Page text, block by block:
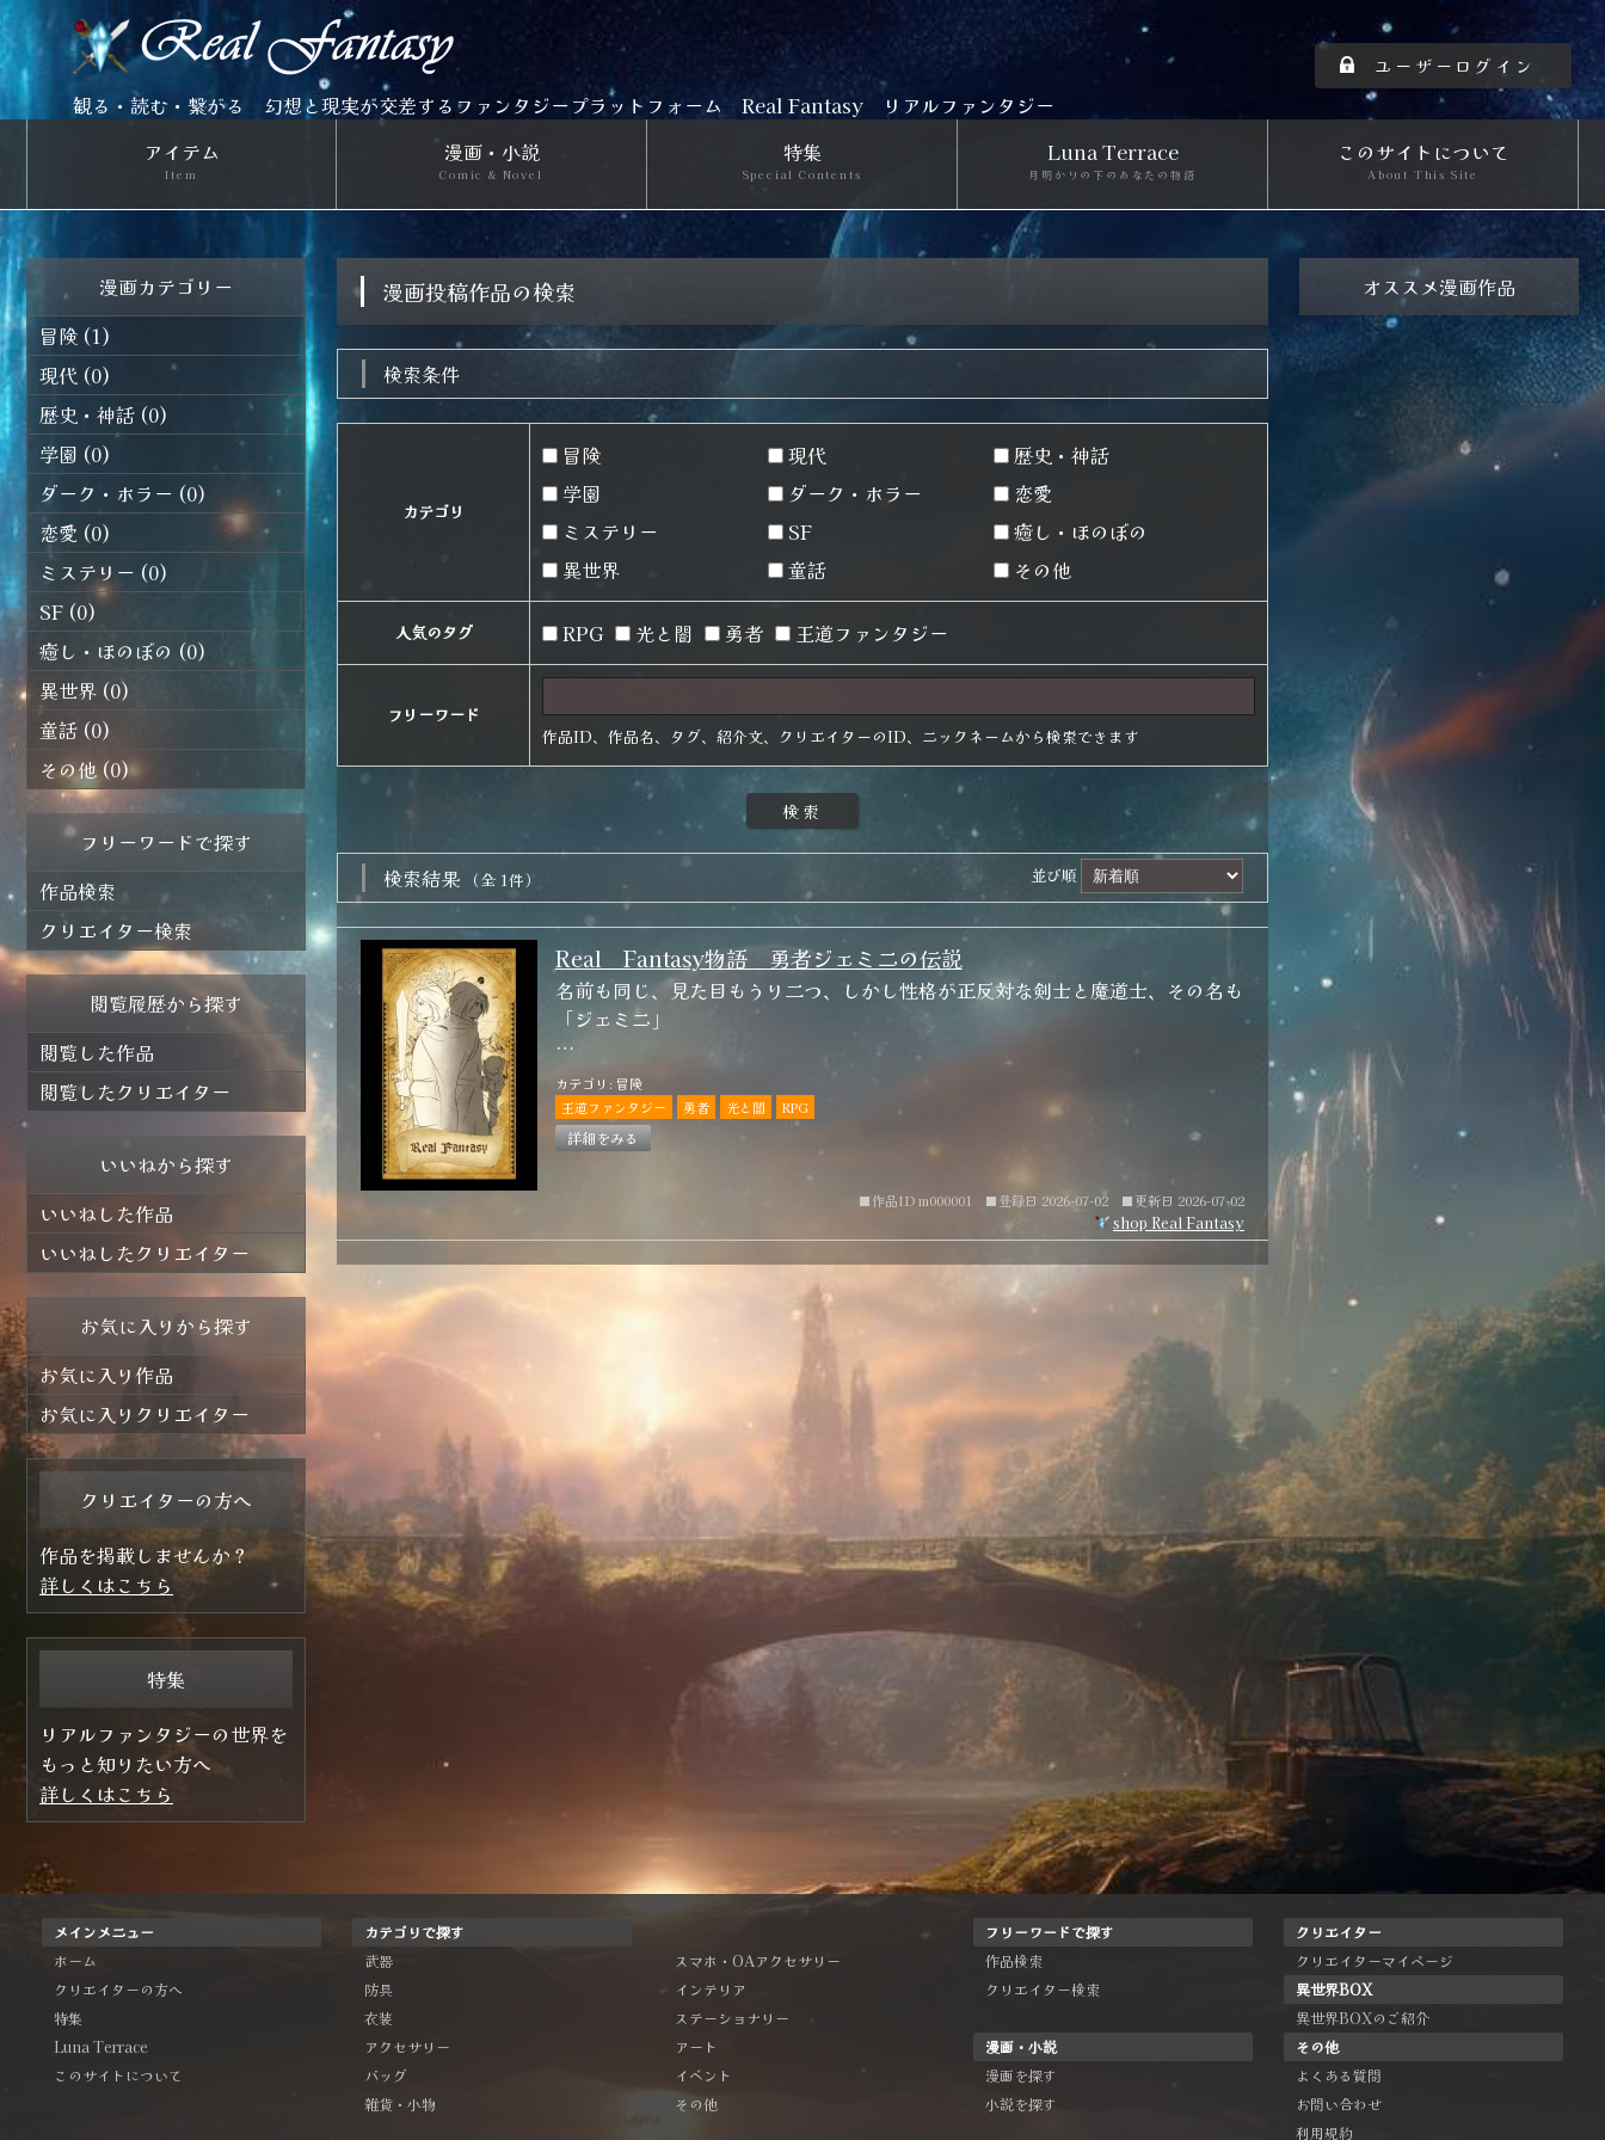
観る・読む・繋がる 幻想と現実が交差するファンタジープラットフォーム Real Fantasy リアルファンタジー
ユーザーログイン
アイテム
Item
漫画・小説
Comic & Novel
特集
Special Contents
Luna Terrace
月明かりの下のあなたの物語
このサイトについて
About This Site
漫画投稿作品の検索
検索条件
カテゴリ
冒険 現代
歴史・神話
学園
ダーク・ホラー
恋愛
ミステリー
SF
癒し・ほのぼの
異世界
童話 その他
人気のタグ RPG 光と闇 勇者 王道ファンタジー
フリーワード
作品ID、作品名、タグ、紹介文、クリエイターのID、ニックネームから検索できます
検索結果 （全 1件） 並び順
Real Fantasy物語 勇者ジェミニの伝説
名前も同じ、見た目もうり二つ、しかし性格が正反対な剣士と魔道士、その名も
「ジェミニ」
２人のジェミニが魔王を倒す旅に出る王道ファンタジー物語。
カテゴリ: 冒険
王道ファンタジー
勇者 光と闇 RPG
詳細をみる
■作品ID m000001 ■登録日 2026-07-02 ■更新日 2026-07-02
shop Real Fantasy
漫画カテゴリー
冒険 (1)
現代 (0)
歴史・神話 (0)
学園 (0)
ダーク・ホラー (0)
恋愛 (0)
ミステリー (0)
SF (0)
癒し・ほのぼの (0)
異世界 (0)
童話 (0)
その他 (0)
フリーワードで探す
作品検索
クリエイター検索
閲覧履歴から探す
閲覧した作品
閲覧したクリエイター
いいねから探す
いいねした作品
いいねしたクリエイター
お気に入りから探す
お気に入り作品
お気に入りクリエイター
クリエイターの方へ
作品を掲載しませんか？
詳しくはこちら
特集
リアルファンタジーの世界を
もっと知りたい方へ
詳しくはこちら
オススメ漫画作品
メインメニュー
ホーム
クリエイターの方へ
特集
Luna Terrace
このサイトについて
カテゴリで探す
武器
防具
衣装
アクセサリー
バッグ
雑貨・小物
スマホ・OAアクセサリー
インテリア
ステーショナリー
アート
イベント
その他
フリーワードで探す
作品検索
クリエイター検索
漫画・小説
漫画を探す
小説を探す
クリエイター
クリエイターマイページ
異世界BOX
異世界BOXのご紹介
その他
よくある質問
お問い合わせ
利用規約